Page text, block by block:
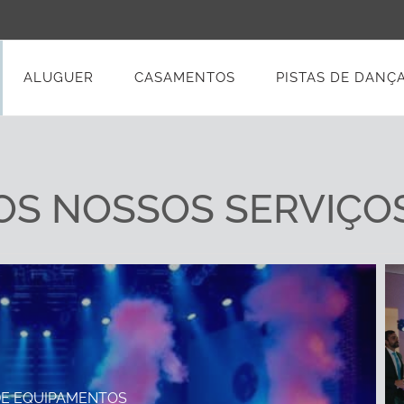
ALUGUER CASAMENTOS PISTAS DE
NOSSOS
EQUIPAMENTOS